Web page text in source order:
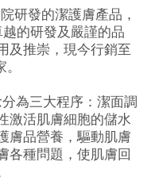
研發的潔護膚產品，
的研發及嚴謹的品
及推崇，現今行銷至
為三大程序：潔面調
激活肌膚細胞的儲水
膚品營養，驅動肌膚
各種問題，使肌膚回